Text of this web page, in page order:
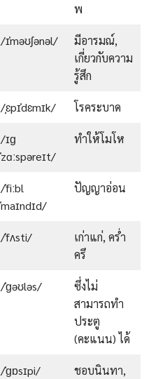
พ
/ɪˈməʊʃənəl/
มีอารมณ์,
เกี่ยวกับความ
รู้สึก
/ˌɛpɪˈdɛmɪk/ โรคระบาด
/ɪɡ
ˈzɑːspəreɪt/
ทำให้โมโห
/ˈfiːbl
ˈmaɪndɪd/
ปัญญาอ่อน
/ˈfʌsti/
เก่าแก่, คร่ำ
ครึ
/ˈɡəʊləs/
ซึ่งไม่
สามารถทำ
ประตู
(คะแนน) ได้
/ˈɡɒsɪpi/
ชอบนินทา,